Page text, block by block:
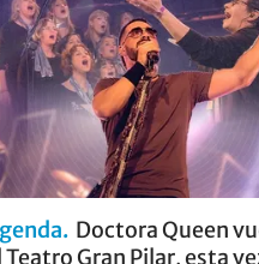
Doctora Queen
Teatro Gran Pilar, esta